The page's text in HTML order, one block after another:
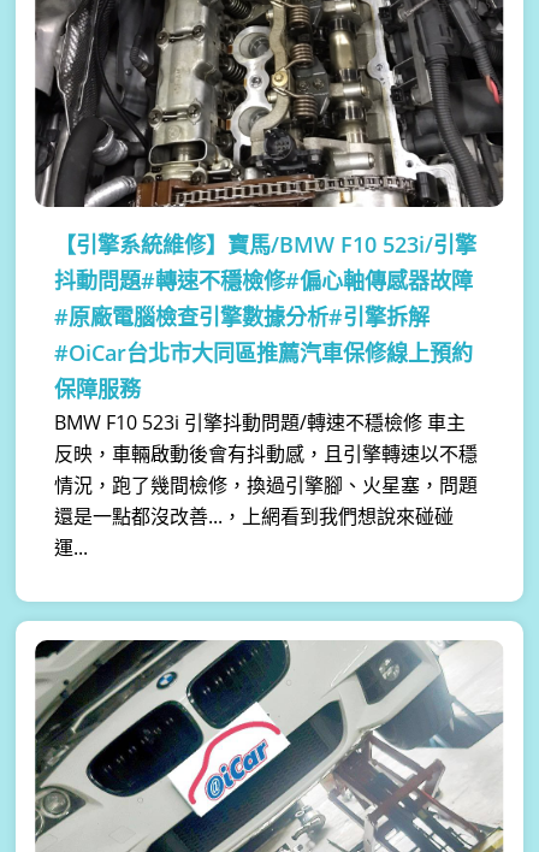
【引擎系統維修】 寶馬/BMW F10 523i/引擎
抖動問題#轉速不穩檢修#偏心軸傳感器故障
#原廠電腦檢查引擎數據分析#引擎拆解
#OiCar台北市大同區推薦汽車保修線上預約
保障服務
BMW F10 523i 引擎抖動問題/轉速不穩檢修 車主
反映，車輛啟動後會有抖動感，且引擎轉速以不穩
情況，跑了幾間檢修，換過引擎腳、火星塞，問題
還是一點都沒改善...，上網看到我們想說來碰碰
運...